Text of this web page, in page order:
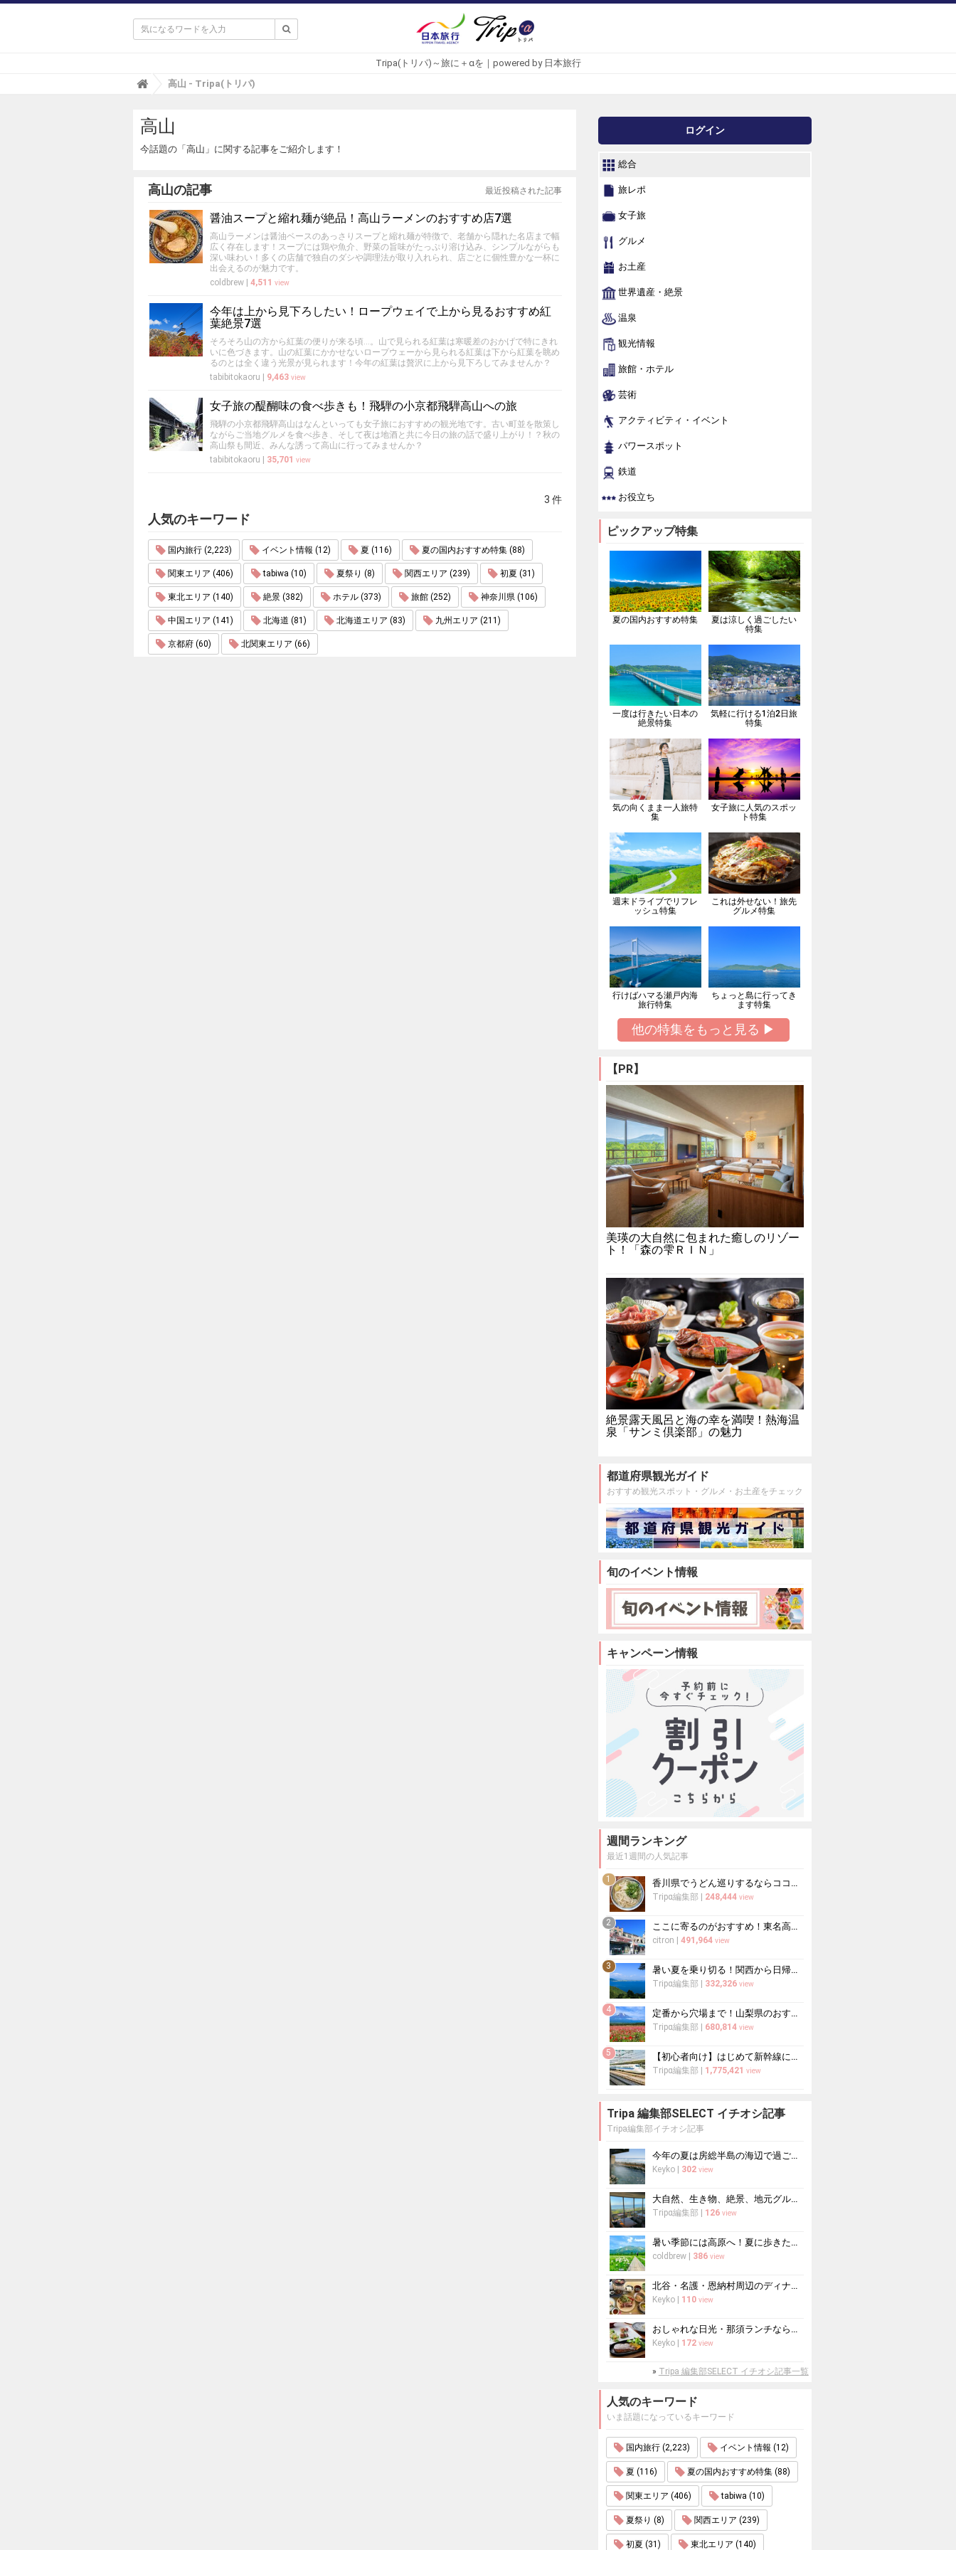
Tripa(トリパ)～旅に＋αを｜powered by 日本旅行
T
p
a
(
パ
)
高山 - Tripa(トリパ)
高山
今話題の「高山」に関する記事をご紹介します！
高山の記事 最近投稿された記事
醤油スープと縮れ麺が絶品！高山ラーメンのおすすめ店7選
高山ラーメンは醤油ベースのあっさりスープと縮れ麺が特徴で、老舗から隠れた名店まで幅
広く存在します！スープには鶏や魚介、野菜の旨味がたっぷり溶け込み、シンプルながらも
深い味わい！多くの店舗で独自のダシや調理法が取り入れられ、店ごとに個性豊かな一杯に
出会えるのが魅力です。
coldbrew
4,511 view
今年は上から見下ろしたい！ロープウェイで上から見るおすすめ紅
葉絶景7選
そろそろ山の方から紅葉の便りが来る頃…。山で見られる紅葉は寒暖差のおかげで特にきれ
いに色づきます。山の紅葉にかかせないロープウェーから見られる紅葉は下から紅葉を眺め
るのとは全く違う光景が見られます！今年の紅葉は贅沢に上から見下ろしてみませんか？
tabibitokaoru
9,463 view
女子旅の醍醐味の食べ歩きも！飛騨の小京都飛騨高山への旅
飛騨の小京都飛騨高山はなんといっても女子旅におすすめの観光地です。古い町並を散策し
ながらご当地グルメを食べ歩き、そして夜は地酒と共に今日の旅の話で盛り上がり！？秋の
高山祭も間近、みんな誘って高山に行ってみませんか？
tabibitokaoru
35,701 view
3 件
人気のキーワード
国内旅行 (2,223) イベント情報 (12) 夏 (116) 夏の国内おすすめ特集 (88)
関東エリア (406) tabiwa (10) 夏祭り (8) 関西エリア (239) 初夏 (31)
東北エリア (140) 絶景 (382) ホテル (373) 旅館 (252) 神奈川県 (106)
中国エリア (141) 北海道 (81) 北海道エリア (83) 九州エリア (211)
京都府 (60) 北関東エリア (66)
ログイン
総合
旅レポ
女子旅
グルメ
お土産
世界遺産・絶景
温泉
観光情報
旅館・ホテル
芸術
アクティビティ・イベント
パワースポット
鉄道
お役立ち
ピックアップ特集
夏の国内おすすめ特集
夏は涼しく過ごしたい
特集
一度は行きたい日本の
絶景特集
気軽に行ける1泊2日旅
特集
気の向くまま一人旅特
集
女子旅に人気のスポッ
ト特集
週末ドライブでリフレ
ッシュ特集
これは外せない！旅先
グルメ特集
行けばハマる瀬戸内海
旅行特集
ちょっと島に行ってき
ます特集
他の特集をもっと見る ▶
【PR】
美瑛の大自然に包まれた癒しのリゾー
ト！「森の雫ＲＩＮ」
絶景露天風呂と海の幸を満喫！熱海温
泉「サンミ倶楽部」の魅力
都道府県観光ガイド
おすすめ観光スポット・グルメ・お土産をチェック
旬のイベント情報
キャンペーン情報
週間ランキング
最近1週間の人気記事
1 香川県でうどん巡りするならココ！本場の讃岐うどんの名店
Tripα編集部 248,444 view
2 ここに寄るのがおすすめ！東名高速道路・新東名高速道路の充実のSA・PA10選
citron 491,964 view
3 暑い夏を乗り切る！関西から日帰りや1泊2日におすすめの避暑地10選
Tripα編集部 332,326 view
4 定番から穴場まで！山梨県のおすすめ観光スポット37選
Tripα編集部 680,814 view
5 【初心者向け】はじめて新幹線に乗る人必読！新幹線の乗り方をイチから徹底解説
Tripα編集部 1,775,421 view
Tripa 編集部SELECT イチオシ記事
Tripa編集部イチオシ記事
今年の夏は房総半島の海辺で過ごす！海水浴におすすめの宿10選
Keyko| 302 view
大自然、生き物、絶景、地元グルメをまるっと体験する「湘南西エリア」
Tripα編集部 126 view
暑い季節には高原へ！夏に歩きたい絶景トレッキング10選
coldbrew| 386 view
北谷・名護・恩納村周辺のディナー10選！沖縄料理からコース料理まで
Keyko| 110 view
おしゃれな日光・那須ランチならここ！日光・那須周辺のおすすめレストラン10選
Keyko| 172 view
» Tripa 編集部SELECT イチオシ記事一覧
人気のキーワード
いま話題になっているキーワード
国内旅行 (2,223) イベント情報 (12)
夏 (116) 夏の国内おすすめ特集 (88)
関東エリア (406) tabiwa (10)
夏祭り (8) 関西エリア (239)
初夏 (31) 東北エリア (140)